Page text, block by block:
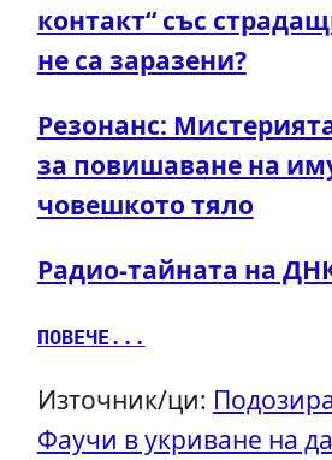
контакт“ със
не са заразени?
Резонанс:
за повишаване на
човешкото тяло
Радио-тайната на
ПОВЕЧЕ...
Източник/ци:
Фаучи в укриване на